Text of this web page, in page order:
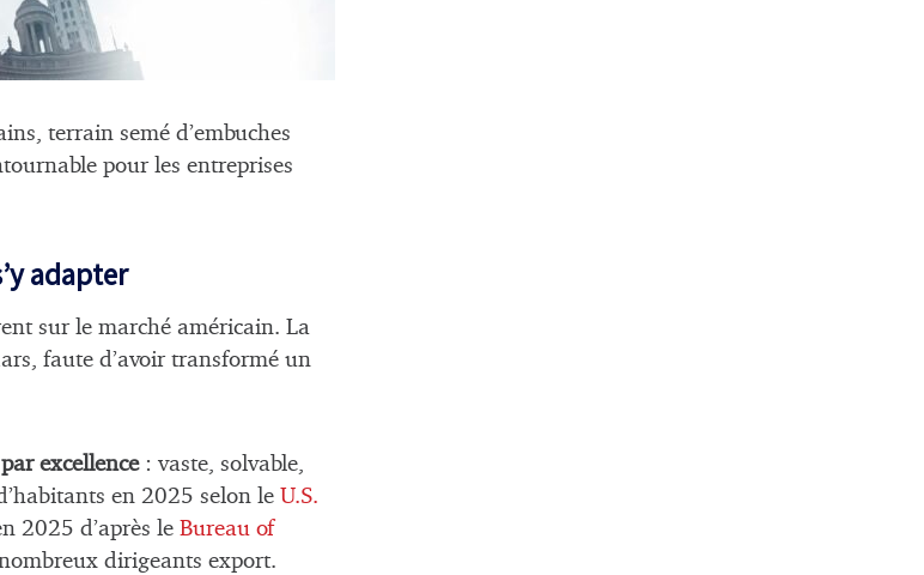
terrain semé d’embuches
pour les entreprises
adapter
sur le marché américain. La
faute d’avoir transformé un
excellence: vaste, solvable,
en 2025 selon le U.S.
2025 d’après le Bureau of
dirigeants export.